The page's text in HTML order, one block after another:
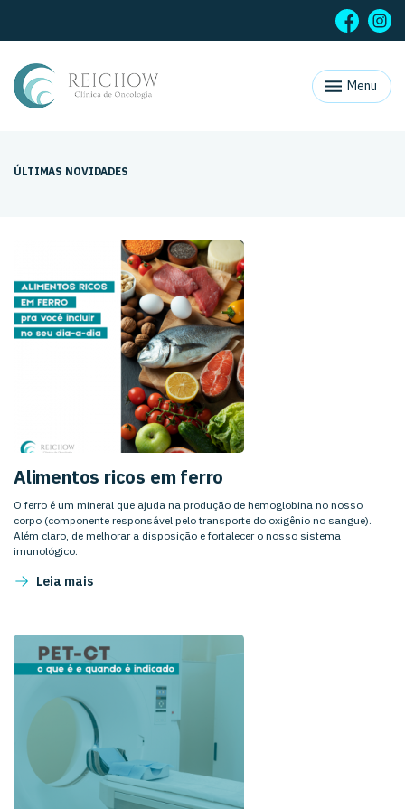
Menu
ÚLTIMAS NOVIDADES
Alimentos ricos em ferro
O ferro é um mineral que ajuda na produção de hemoglobina no nosso
corpo (componente responsável pelo transporte do oxigênio no sangue).
Além claro, de melhorar a disposição e fortalecer o nosso sistema
imunológico.
Leia mais